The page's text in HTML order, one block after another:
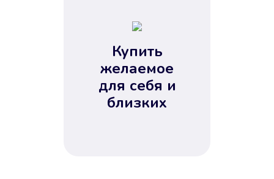
Купить
желаемое
для себя и
близких